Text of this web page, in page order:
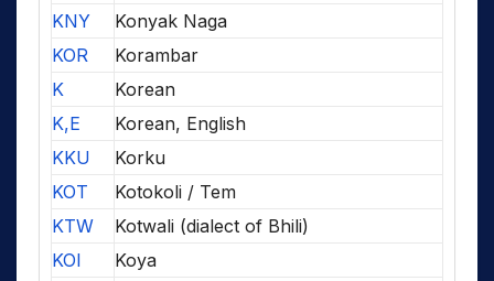
KNY
Konyak Naga
KOR
Korambar
K
Korean
K,E
Korean, English
KKU
Korku
KOT
Kotokoli / Tem
KTW
Kotwali (dialect of Bhili)
KOI
Koya